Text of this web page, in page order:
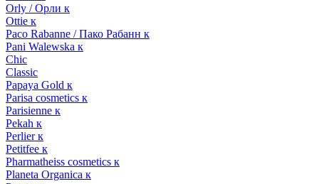
Orly / Орли к
Ottie к
Paco Rabanne / Пако Рабанн к
Pani Walewska к
Chic
Classic
Papaya Gold к
Parisa cosmetics к
Parisienne к
Pekah к
Perlier к
Petitfee к
Pharmatheiss cosmetics к
Planeta Organica к